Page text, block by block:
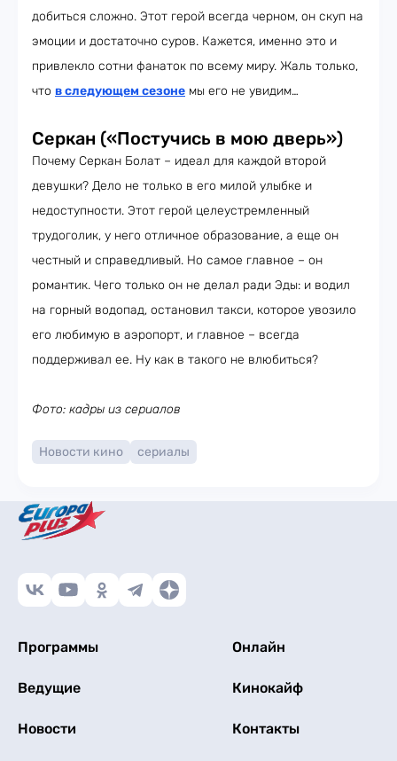
добиться сложно. Этот герой всегда черном, он скуп на
эмоции и достаточно суров. Кажется, именно это и
привлекло сотни фанаток по всему миру. Жаль только,
что в следующем сезоне мы его не увидим…
Серкан («Постучись в мою дверь»)
Почему Серкан Болат – идеал для каждой второй
девушки? Дело не только в его милой улыбке и
недоступности. Этот герой целеустремленный
трудоголик, у него отличное образование, а еще он
честный и справедливый. Но самое главное – он
романтик. Чего только он не делал ради Эды: и водил
на горный водопад, остановил такси, которое увозило
его любимую в аэропорт, и главное – всегда
поддерживал ее. Ну как в такого не влюбиться?
Фото: кадры из сериалов
Новости кино сериалы
Программы Онлайн
Ведущие Кинокайф
Новости Контакты